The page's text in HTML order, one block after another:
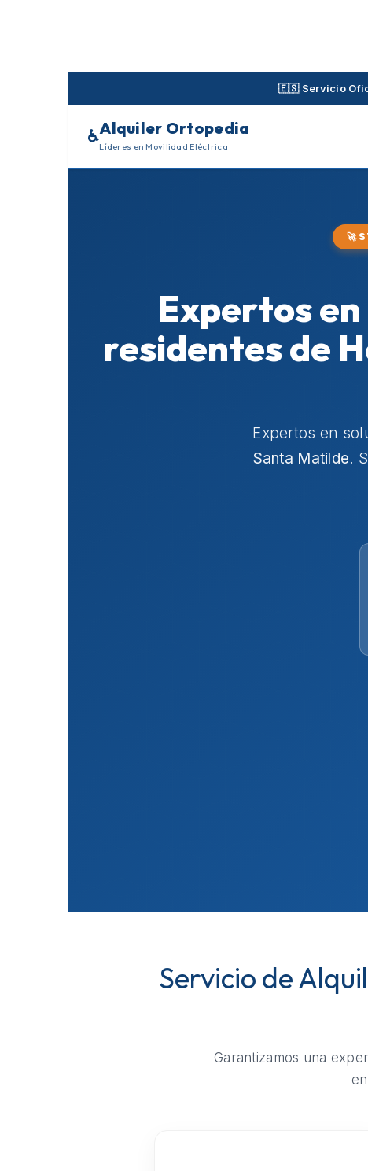
🇪🇸 Servicio
♿Alquiler Ortopedia
Líderes en Movilidad Eléctrica
🚀
Expertos
residentes de
Expertos en
Santa Matilde.
Servicio de
Garantizamos una